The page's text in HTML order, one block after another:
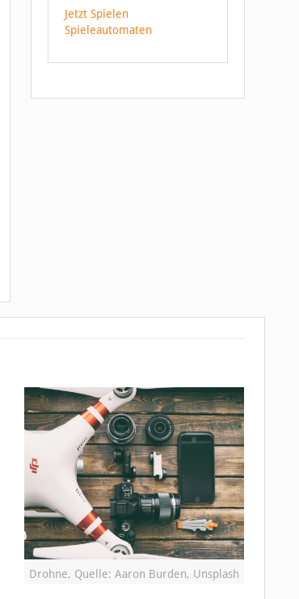
Jetzt Spielen
Spieleautomaten
Drohne, Quelle: Aaron Burden, Unsplash